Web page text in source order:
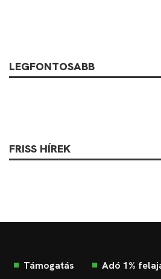
LEGFONTOSABB
FRISS HÍREK
Támogatás Adó 1%